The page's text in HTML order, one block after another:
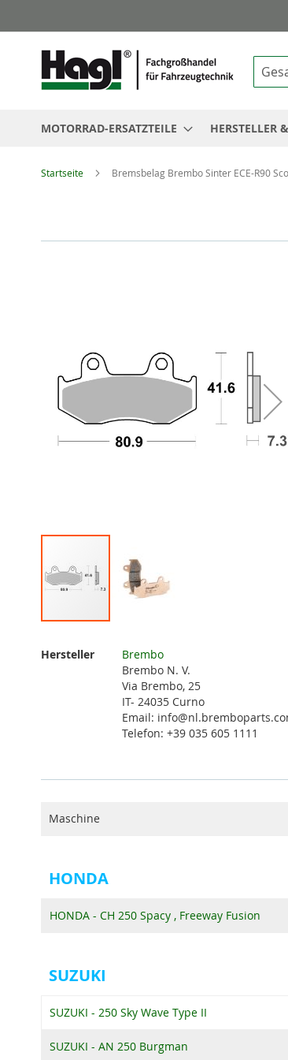
MOTORRAD-ERSATZTEILE HERSTELLER
Startseite Bremsbelag Brembo Sinter ECE-R90
der
Weitere
Hersteller
Brembo
Brembo N. V.
Via Brembo, 25
IT- 24035 Curno
Email:
Telefon: +39 035 605 1111
Maschine
HONDA
HONDA - CH 250 Spacy , Freeway Fusion
SUZUKI
SUZUKI - 250 Sky Wave Type II
SUZUKI - AN 250 Burgman